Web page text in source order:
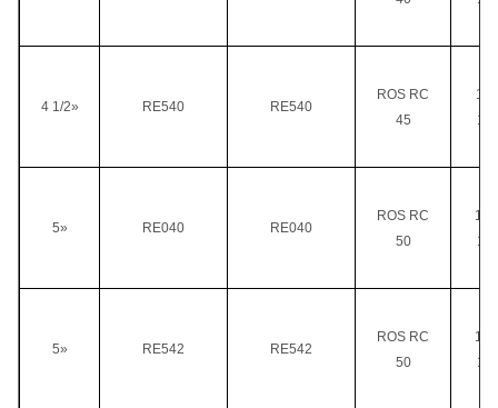
4 1/2» RE540 RE540
ROS RC
45
5» RE040 RE040
ROS RC
50
5» RE542 RE542
ROS RC
50